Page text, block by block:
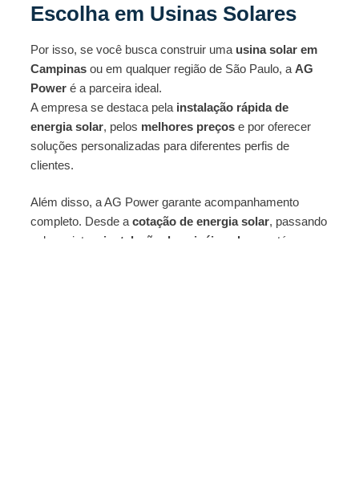
Escolha em Usinas Solares
Por isso, se você busca construir uma usina solar em
Campinas ou em qualquer região de São Paulo, a AG
Power é a parceira ideal.
A empresa se destaca pela instalação rápida de
energia solar, pelos melhores preços e por oferecer
soluções personalizadas para diferentes perfis de
clientes.
Além disso, a AG Power garante acompanhamento
completo. Desde a cotação de energia solar, passando
pelo projeto e instalação de painéis solares
, até o